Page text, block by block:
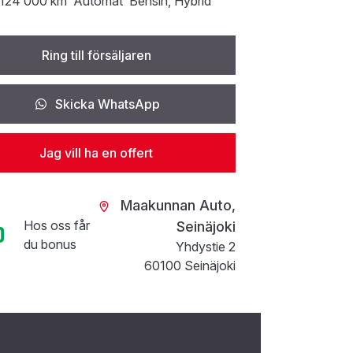
Ring till försäljaren
Skicka WhatsApp
Jag vill ha en offert
Hos oss får
du bonus
Maakunnan Auto,
Seinäjoki
Yhdystie 2
60100 Seinäjoki